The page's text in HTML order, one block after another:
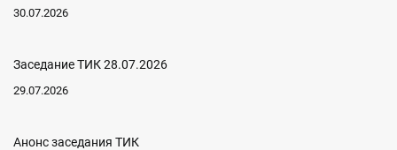
30.07.2026
Заседание ТИК 28.07.2026
29.07.2026
Анонс заседания ТИК